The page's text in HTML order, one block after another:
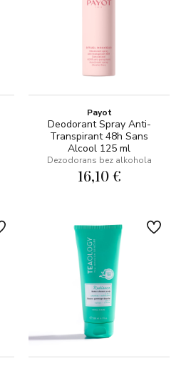
Payot
Deodorant Spray Anti-
Transpirant 48h Sans
Alcool 125 ml
Dezodorans bez alkohola
16,10 €